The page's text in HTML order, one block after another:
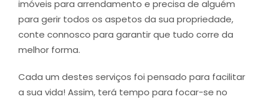
imóveis para arrendamento e precisa de alguém
para gerir todos os aspetos da sua propriedade,
conte connosco para garantir que tudo corre da
melhor forma.
Cada um destes serviços foi pensado para facilitar
a sua vida! Assim, terá tempo para focar-se no